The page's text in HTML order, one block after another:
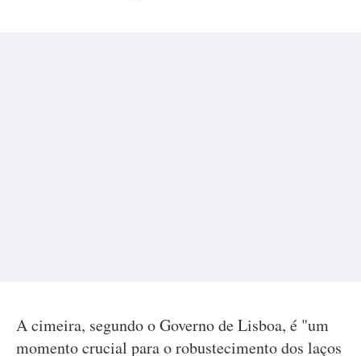
A cimeira, segundo o Governo de Lisboa, é "um
momento crucial para o robustecimento dos laços